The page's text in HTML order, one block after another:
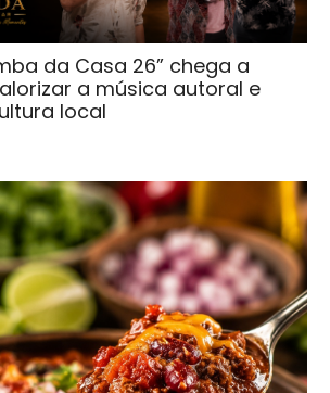
da Casa 26” chega a
a música autoral e
local